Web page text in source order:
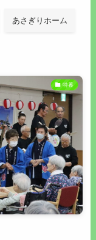
あさぎりホーム
特養